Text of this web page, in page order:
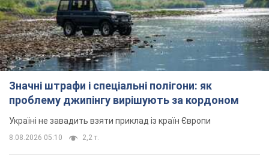
Значні штрафи і спеціальні полігони: як
проблему джипінгу вирішують за кордоном
Україні не завадить взяти приклад із країн Європи
8.08.2026 05:10 2,2 т.